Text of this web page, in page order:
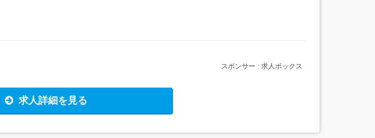
スポンサー : 求人ボックス
求人詳細を見る